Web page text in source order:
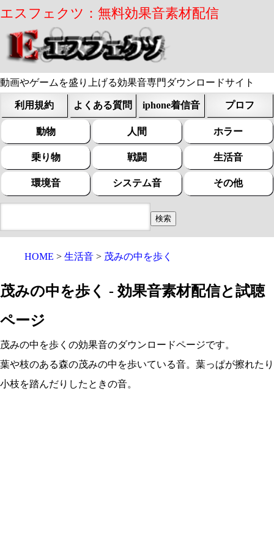
エスフェクツ：無料効果音素材配信
動画やゲームを盛り上げる効果音専門ダウンロードサイト
利用規約 よくある質問 iphone着信音 プロフ
動物 人間 ホラー
乗り物 戦闘 生活音
環境音 システム音 その他
HOME 生活音 茂みの中を歩く
茂みの中を歩く - 効果音素材配信と試聴
ページ
茂みの中を歩くの効果音のダウンロードページです。
葉や枝のある森の茂みの中を歩いている音。葉っぱが擦れたり
小枝を踏んだりしたときの音。